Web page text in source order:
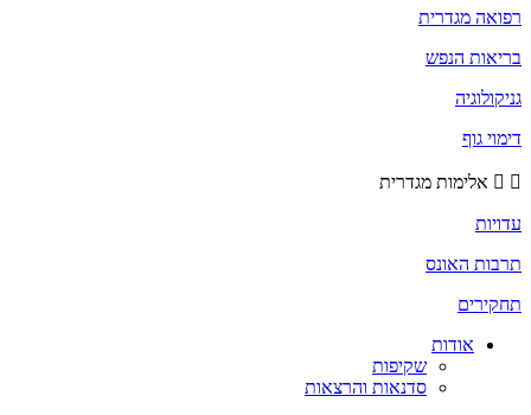
רפואה מגדרית
בריאות הנפש
גניקולוגיה
דימוי גוף
אלימות מגדרית
עדויות
תרבות האונס
תחקירים
אודות
שקיפות
סדנאות והרצאות